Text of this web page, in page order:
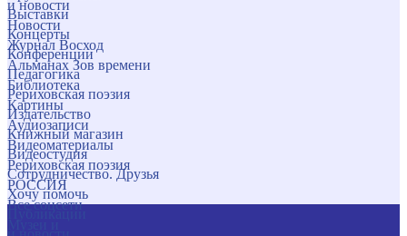
и новости
Новости
Журнал Восход
Альманах Зов времени
Библиотека
Картины
Аудиозаписи
Видеоматериалы
Рериховская поэзия
РОССИЯ
Все соцсети
Выставки
Концерты
Конференции
Педагогика
Рериховская поэзия
Издательство
Книжный магазин
Видеостудия
Сотрудничество. Друзья
Хочу помочь